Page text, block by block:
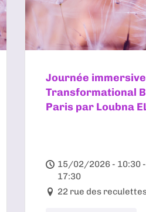
Journée immersive
Transformational
Paris par Loubna
15/02/2026 - 10:30
17:30
22 rue des